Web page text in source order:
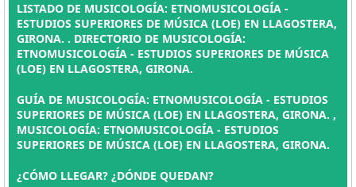
LISTADO DE MUSICOLOGÍA: ETNOMUSICOLOGÍA -
ESTUDIOS SUPERIORES DE MÚSICA (LOE) EN LLAGOSTERA,
GIRONA. . DIRECTORIO DE MUSICOLOGÍA:
ETNOMUSICOLOGÍA - ESTUDIOS SUPERIORES DE MÚSICA
(LOE) EN LLAGOSTERA, GIRONA.
GUÍA DE MUSICOLOGÍA: ETNOMUSICOLOGÍA - ESTUDIOS
SUPERIORES DE MÚSICA (LOE) EN LLAGOSTERA, GIRONA. ,
MUSICOLOGÍA: ETNOMUSICOLOGÍA - ESTUDIOS
SUPERIORES DE MÚSICA (LOE) EN LLAGOSTERA, GIRONA.
¿CÓMO LLEGAR? ¿DÓNDE QUEDAN?